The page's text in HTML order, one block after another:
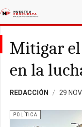
Mitigar el
en la
REDACCIÓN 29
POLÍTICA